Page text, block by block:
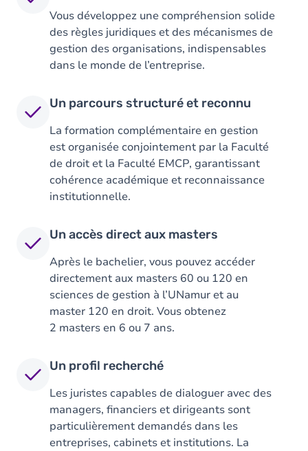
Vous développez une compréhension solide
des règles juridiques et des mécanismes de
gestion des organisations, indispensables
dans le monde de l’entreprise.
Un parcours structuré et reconnu
La formation complémentaire en gestion
est organisée conjointement par la Faculté
de droit et la Faculté EMCP, garantissant
cohérence académique et reconnaissance
institutionnelle.
Un accès direct aux masters
Après le bachelier, vous pouvez accéder
directement aux masters 60 ou 120 en
sciences de gestion à l’UNamur et au
master 120 en droit. Vous obtenez
2 masters en 6 ou 7 ans.
Un profil recherché
Les juristes capables de dialoguer avec des
managers, financiers et dirigeants sont
particulièrement demandés dans les
entreprises, cabinets et institutions. La